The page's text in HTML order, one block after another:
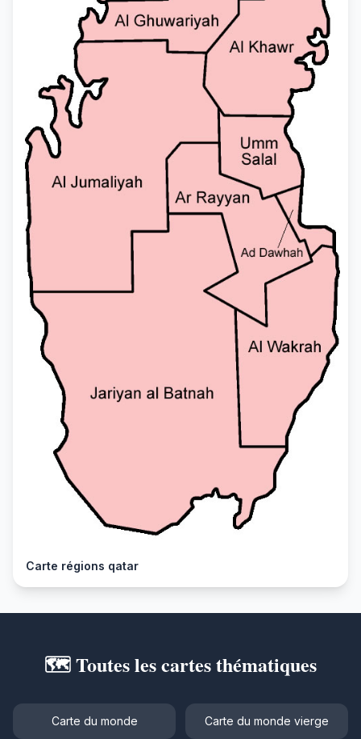
Carte régions qatar
🗺️ Toutes les cartes thématiques
Carte du monde Carte du monde vierge